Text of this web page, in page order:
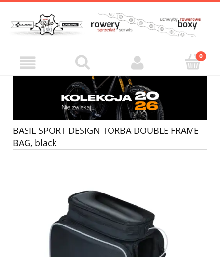
BASIL SPORT DESIGN TORBA DOUBLE FRAME
BAG, black